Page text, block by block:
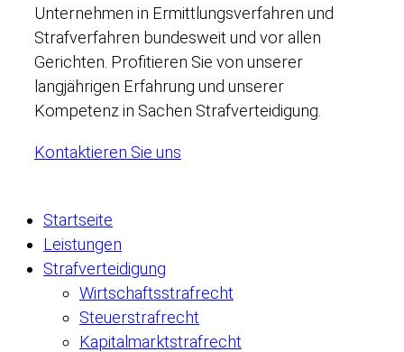
Unternehmen in Ermittlungsverfahren und
Strafverfahren bundesweit und vor allen
Gerichten. Profitieren Sie von unserer
langjährigen Erfahrung und unserer
Kompetenz in Sachen Strafverteidigung.
Kontaktieren Sie uns
Startseite
Leistungen
Strafverteidigung
Wirtschaftsstrafrecht
Steuerstrafrecht
Kapitalmarktstrafrecht